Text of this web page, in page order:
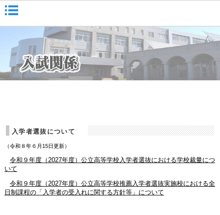
入学者選抜について
（令和８年６月15日更新）
令和９年度（2027年度）公立高等学校入学者選抜における学校裁量につ
いて
令和９年度（2027年度）公立高等学校推薦入学者選抜実施校における全
日制課程の「入学者の受入れに関する方針等」について